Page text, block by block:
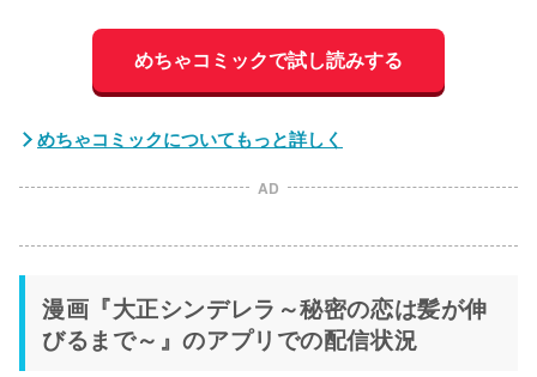
めちゃコミックで試し読みする
めちゃコミックについてもっと詳しく
AD
漫画『大正シンデレラ～秘密の恋は髪が伸
びるまで～』のアプリでの配信状況